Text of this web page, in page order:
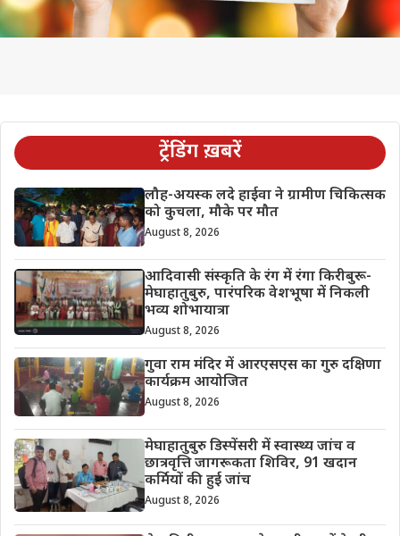
ट्रेंडिंग ख़बरें
लौह-अयस्क लदे हाईवा ने ग्रामीण चिकित्सक
को कुचला, मौके पर मौत
August 8, 2026
आदिवासी संस्कृति के रंग में रंगा किरीबुरू-
मेघाहातुबुरु, पारंपरिक वेशभूषा में निकली
भव्य शोभायात्रा
August 8, 2026
गुवा राम मंदिर में आरएसएस का गुरु दक्षिणा
कार्यक्रम आयोजित
August 8, 2026
मेघाहातुबुरु डिस्पेंसरी में स्वास्थ्य जांच व
छात्रवृत्ति जागरूकता शिविर, 91 खदान
कर्मियों की हुई जांच
August 8, 2026